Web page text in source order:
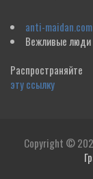
anti-maidan.com
Вежливые люди
Распространяйте
эту ссылку
Copyright ©